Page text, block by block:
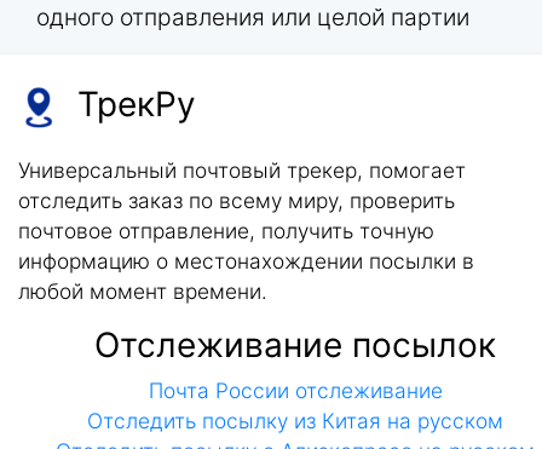
одного отправления или целой партии
ТрекРу
Универсальный почтовый трекер, помогает
отследить заказ по всему миру, проверить
почтовое отправление, получить точную
информацию о местонахождении посылки в
любой момент времени.
Отслеживание посылок
Почта России отслеживание
Отследить посылку из Китая на русском